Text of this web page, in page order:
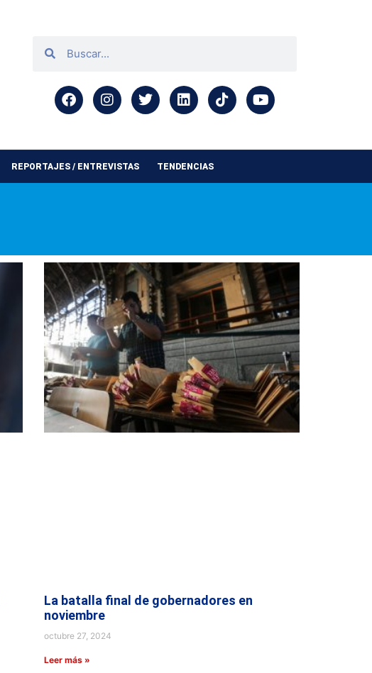
REPORTAJES / ENTREVISTAS TENDENCIAS
La batalla final de gobernadores en
noviembre
octubre 27, 2024
Leer más »